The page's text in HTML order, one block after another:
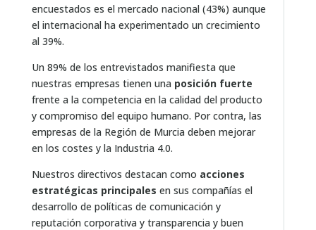
encuestados es el mercado nacional (43%) aunque
el internacional ha experimentado un crecimiento
al 39%.
Un 89% de los entrevistados manifiesta que
nuestras empresas tienen una posición fuerte
frente a la competencia en la calidad del producto
y compromiso del equipo humano. Por contra, las
empresas de la Región de Murcia deben mejorar
en los costes y la Industria 4.0.
Nuestros directivos destacan como acciones
estratégicas principales en sus compañías el
desarrollo de políticas de comunicación y
reputación corporativa y transparencia y buen